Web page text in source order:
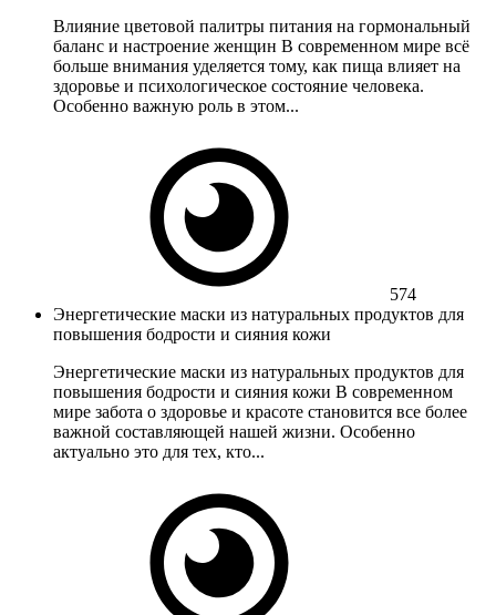
Влияние цветовой палитры питания на гормональный
баланс и настроение женщин В современном мире всё
больше внимания уделяется тому, как пища влияет на
здоровье и психологическое состояние человека.
Особенно важную роль в этом...
574
Энергетические маски из натуральных продуктов для
повышения бодрости и сияния кожи
Энергетические маски из натуральных продуктов для
повышения бодрости и сияния кожи В современном
мире забота о здоровье и красоте становится все более
важной составляющей нашей жизни. Особенно
актуально это для тех, кто...